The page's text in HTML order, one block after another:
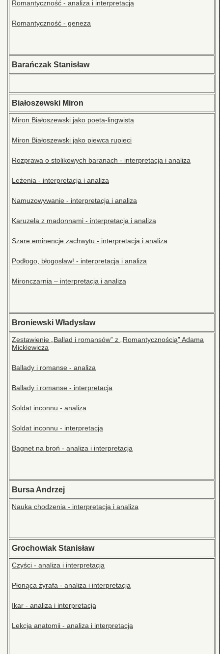
Romantyczność - analiza i interpretacja
Romantyczność - geneza
Barańczak Stanisław
Białoszewski Miron
Miron Białoszewski jako poeta-lingwista
Miron Białoszewski jako piewca rupieci
Rozprawa o stolikowych baranach - interpretacja i analiza
Leżenia - interpretacja i analiza
Namuzowywanie - interpretacja i analiza
Karuzela z madonnami - interpretacja i analiza
Szare eminencje zachwytu - interpretacja i analiza
Podłogo, błogosław! - interpretacja i analiza
Mironczarnia – interpretacja i analiza
Broniewski Władysław
Zestawienie „Ballad i romansów” z „Romantycznością” Adama
Mickiewicza
Ballady i romanse - analiza
Ballady i romanse - interpretacja
Soldat inconnu - analiza
Soldat inconnu - interpretacja
Bagnet na broń - analiza i interpretacja
Bursa Andrzej
Nauka chodzenia - interpretacja i analiza
Grochowiak Stanisław
Czyści - analiza i interpretacja
Płonąca żyrafa - analiza i interpretacja
Ikar - analiza i interpretacja
Lekcja anatomii - analiza i interpretacja